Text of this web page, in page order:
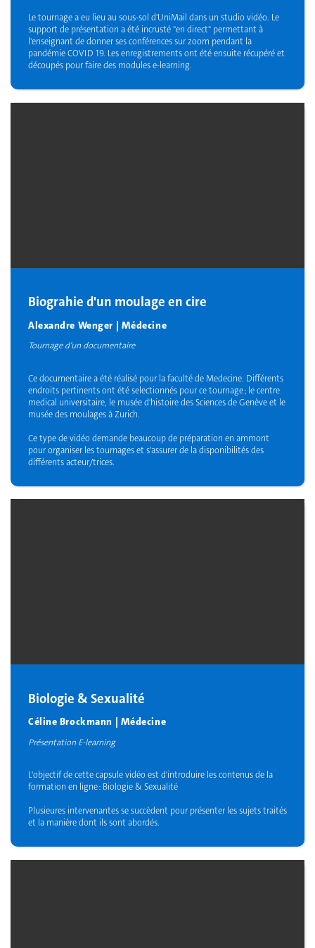
Le tournage a eu lieu au sous-sol d'UniMail dans un studio vidéo. Le
support de présentation a été incrusté "en direct" permettant à
l'enseignant de donner ses conférences sur zoom pendant la
pandémie COVID 19. Les enregistrements ont été ensuite récupéré et
découpés pour faire des modules e-learning.
Biograhie d'un moulage en cire
Alexandre Wenger | Médecine
Tournage d'un documentaire
Ce documentaire a été réalisé pour la faculté de Medecine. Différents
endroits pertinents ont été selectionnés pour ce tournage ; le centre
medical universitaire, le musée d'histoire des Sciences de Genève et le
musée des moulages à Zurich.
Ce type de vidéo demande beaucoup de préparation en ammont
pour organiser les tournages et s'assurer de la disponibilités des
différents acteur/trices.
Biologie & Sexualité
Céline Brockmann | Médecine
Présentation E-learning
L'objectif de cette capsule vidéo est d'introduire les contenus de la
formation en ligne : Biologie & Sexualité
Plusieures intervenantes se succèdent pour présenter les sujets traités
et la manière dont ils sont abordés.